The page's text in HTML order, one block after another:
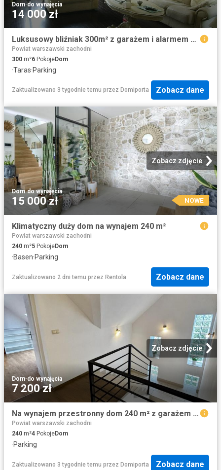
Dom·do wynajęcia
14 000 zł
Luksusowy bliźniak 300m² z garażem i alarmem polecam
Powiat warszawski zachodni
300 m²6 PokojeDom
·Taras·Parking
Zaktualizowano 3 tygodnie temu przez Domiporta Zobacz dane
Zobacz zdjęcie
Dom·do wynajęcia
15 000 zł NOWE
Klimatyczny duży dom na wynajem 240 m²
Powiat warszawski zachodni
240 m²5 PokojeDom
·Basen·Parking
Zaktualizowano 2 dni temu przez Rentola Zobacz dane
Zobacz zdjęcie
Dom·do wynajęcia
7 200 zł
Na wynajem przestronny dom 240 m² z garażem w Koczargach Nowych
Powiat warszawski zachodni
240 m²4 PokojeDom
·Parking
Zaktualizowano 3 tygodnie temu przez Domiporta Zobacz dane